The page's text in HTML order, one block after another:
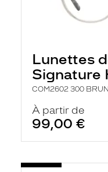
Lunettes
Signature
COM2602 300
À partir de
99,00 €